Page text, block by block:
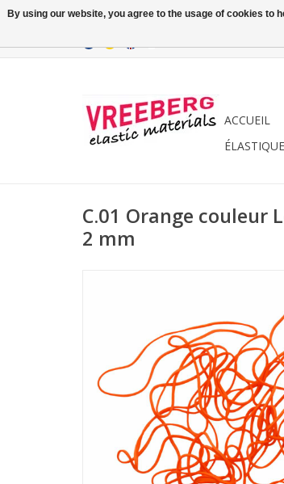
ACCUEIL
C.01 Orange couleur
2 mm
By using our website, you agree to the usage of cookies to